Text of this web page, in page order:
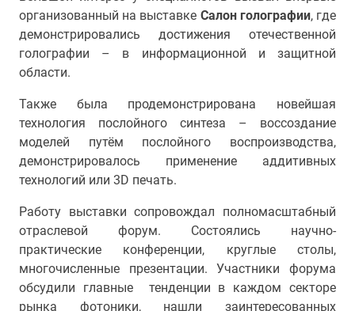
организованный на выставке Салон голографии, где
демонстрировались достижения отечественной
голографии – в информационной и защитной
области.
Также была продемонстрирована новейшая
технология послойного синтеза – воссоздание
моделей путём послойного воспроизводства,
демонстрировалось применение аддитивных
технологий или 3D печать.
Работу выставки сопровождал полномасштабный
отраслевой форум. Состоялись научно-
практические конференции, круглые столы,
многочисленные презентации. Участники форума
обсудили главные тенденции в каждом секторе
рынка фотоники, нашли заинтересованных